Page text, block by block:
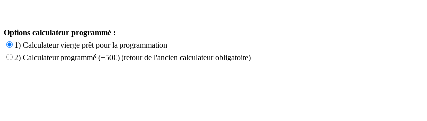
Options calculateur programmé :
1) Calculateur vierge prêt pour la programmation
2) Calculateur programmé (+50€) (retour de l'ancien calculateur obligatoire)